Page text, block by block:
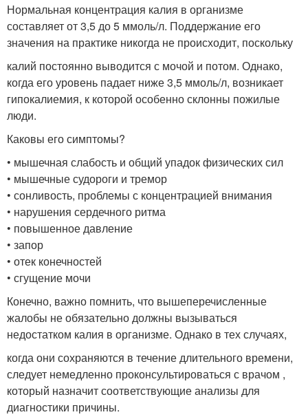
Нормальная концентрация калия в организме
составляет от 3,5 до 5 ммоль/л. Поддержание его
значения на практике никогда не происходит, поскольку
калий постоянно выводится с мочой и потом. Однако,
когда его уровень падает ниже 3,5 ммоль/л, возникает
гипокалиемия, к которой особенно склонны пожилые
люди.
Каковы его симптомы?
• мышечная слабость и общий упадок физических сил
• мышечные судороги и тремор
• сонливость, проблемы с концентрацией внимания
• нарушения сердечного ритма
• повышенное давление
• запор
• отек конечностей
• сгущение мочи
Конечно, важно помнить, что вышеперечисленные
жалобы не обязательно должны вызываться
недостатком калия в организме. Однако в тех случаях,
когда они сохраняются в течение длительного времени,
следует немедленно проконсультироваться с врачом ,
который назначит соответствующие анализы для
диагностики причины.